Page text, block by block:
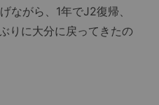
ながら、1年でJ2復帰、
りに大分に戻ってきたの